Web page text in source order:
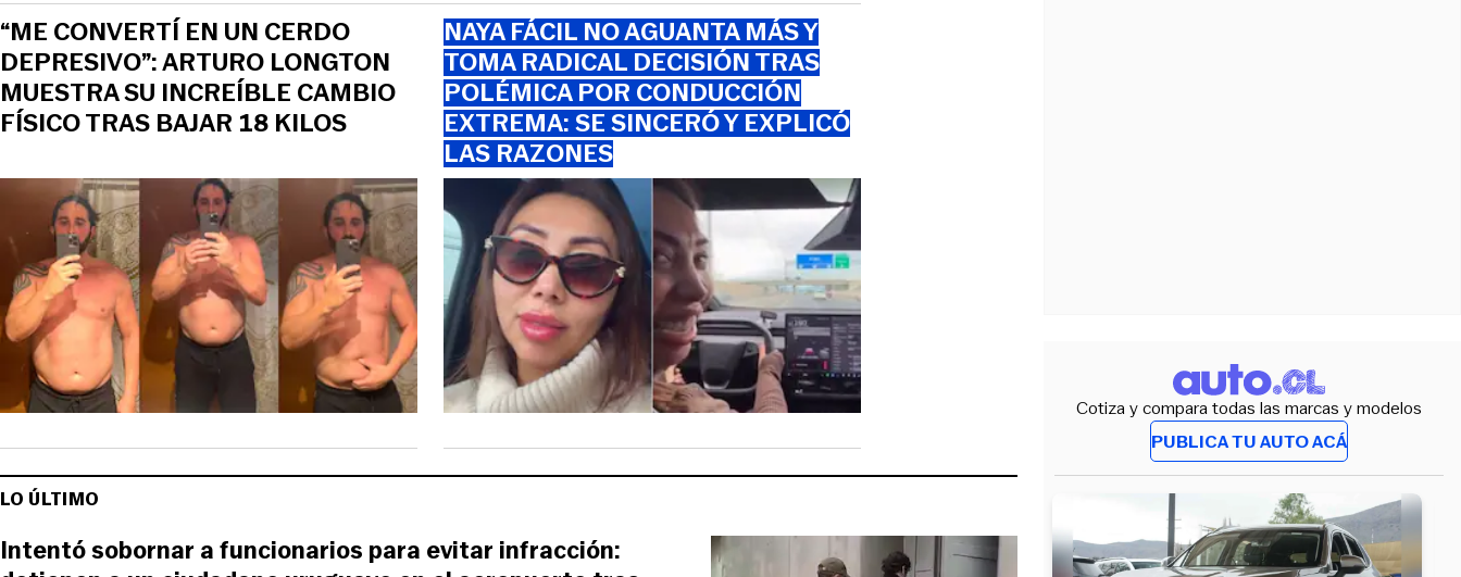
“ME CONVERTÍ EN UN CERDO
DEPRESIVO”: ARTURO LONGTON
MUESTRA SU INCREÍBLE CAMBIO
FÍSICO TRAS BAJAR 18 KILOS
NAYA FÁCIL NO AGUANTA MÁS Y
TOMA RADICAL DECISIÓN TRAS
POLÉMICA POR CONDUCCIÓN
EXTREMA: SE SINCERÓ Y EXPLICÓ
LAS RAZONES
LO ÚLTIMO
Intentó sobornar a funcionarios para evitar infracción:
Cotiza y compara todas las marcas y modelos
PUBLICA TU AUTO ACÁ